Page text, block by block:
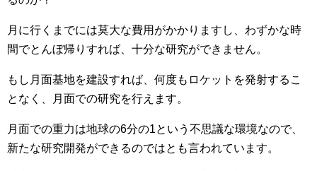
月に行くまでには莫大な費用がかかりますし、わずかな時
間でとんぼ帰りすれば、十分な研究ができません。
もし月面基地を建設すれば、何度もロケットを発射するこ
となく、月面での研究を行えます。
月面での重力は地球の6分の1という不思議な環境なので、
新たな研究開発ができるのではとも言われています。